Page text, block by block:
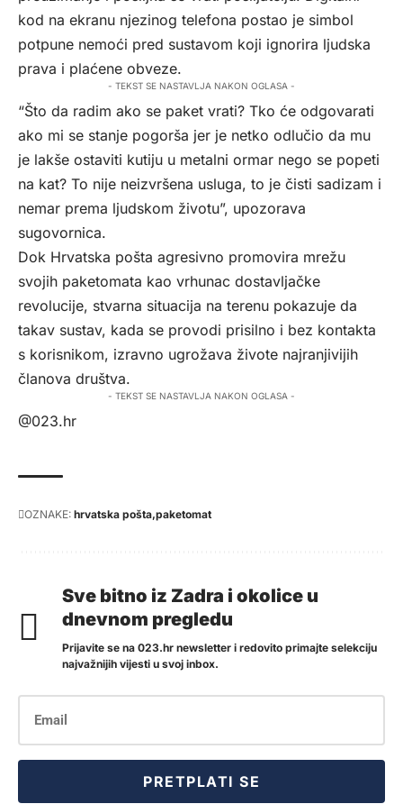
kod na ekranu njezinog telefona postao je simbol
potpune nemoći pred sustavom koji ignorira ljudska
prava i plaćene obveze.
- TEKST SE NASTAVLJA NAKON OGLASA -
“Što da radim ako se paket vrati? Tko će odgovarati
ako mi se stanje pogorša jer je netko odlučio da mu
je lakše ostaviti kutiju u metalni ormar nego se popeti
na kat? To nije neizvršena usluga, to je čisti sadizam i
nemar prema ljudskom životu”, upozorava
sugovornica.
Dok Hrvatska pošta agresivno promovira mrežu
svojih paketomata kao vrhunac dostavljačke
revolucije, stvarna situacija na terenu pokazuje da
takav sustav, kada se provodi prisilno i bez kontakta
s korisnikom, izravno ugrožava živote najranjivijih
članova društva.
- TEKST SE NASTAVLJA NAKON OGLASA -
@023.hr
OZNAKE: hrvatska pošta paketomat
Sve bitno iz Zadra i okolice u
dnevnom pregledu
Prijavite se na 023.hr newsletter i redovito primajte selekciju
najvažnijih vijesti u svoj inbox.
PRETPLATI SE